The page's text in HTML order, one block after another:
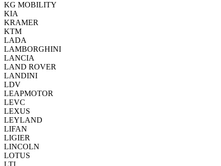
KG MOBILITY
KIA
KRAMER
KTM
LADA
LAMBORGHINI
LANCIA
LAND ROVER
LANDINI
LDV
LEAPMOTOR
LEVC
LEXUS
LEYLAND
LIFAN
LIGIER
LINCOLN
LOTUS
LTI